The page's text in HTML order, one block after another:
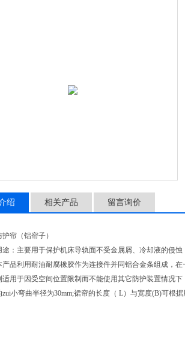
绍 相关产品 留言询价
帘（铝帘子）
途：主要用于保护机床导轨面不受金属屑、冷却液的侵
产品利用耐油耐腐橡胶作为连接件并同铝合金条组成，
适用于因受空间位置限制而不能使用其它防护装置情况下
zui小弯曲半径为30mm;裙帘的长度（ L）与宽度(B)可根